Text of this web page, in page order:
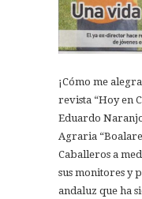
¡Cómo me
revista “Hoy en
Eduardo
Agraria
Caballeros a
sus monitores y
andaluz que ha